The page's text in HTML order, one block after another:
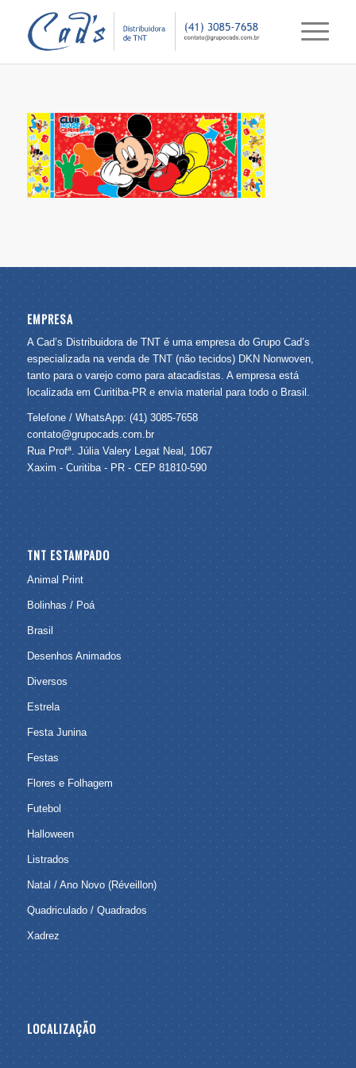
EMPRESA
A Cad’s Distribuidora de TNT é uma empresa do Grupo Cad’s
especializada na venda de TNT (não tecidos) DKN Nonwoven,
tanto para o varejo como para atacadistas. A empresa está
localizada em Curitiba-PR e envia material para todo o Brasil.
Telefone / WhatsApp: (41) 3085-7658
contato@grupocads.com.br
Rua Profª. Júlia Valery Legat Neal, 1067
Xaxim - Curitiba - PR - CEP 81810-590
TNT ESTAMPADO
Animal Print
Bolinhas / Poá
Brasil
Desenhos Animados
Diversos
Estrela
Festa Junina
Festas
Flores e Folhagem
Futebol
Halloween
Listrados
Natal / Ano Novo (Réveillon)
Quadriculado / Quadrados
Xadrez
LOCALIZAÇÃO